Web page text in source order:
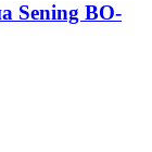
Sening BO-